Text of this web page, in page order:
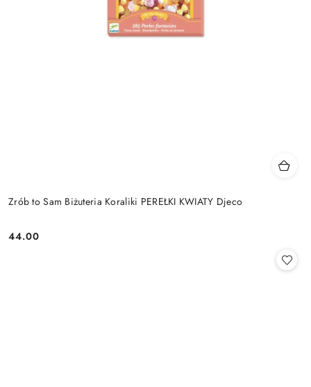
Zrób to Sam Biżuteria Koraliki PEREŁKI KWIATY Djeco
Cena:
44.00